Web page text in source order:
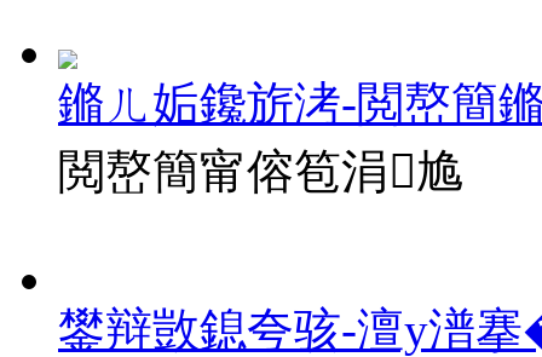
鏅ㄦ姤鑱旂洘-閲嶅簡
閲嶅簡甯傛笣涓尯
鐢辩敳鎴夸骇-澶у潽